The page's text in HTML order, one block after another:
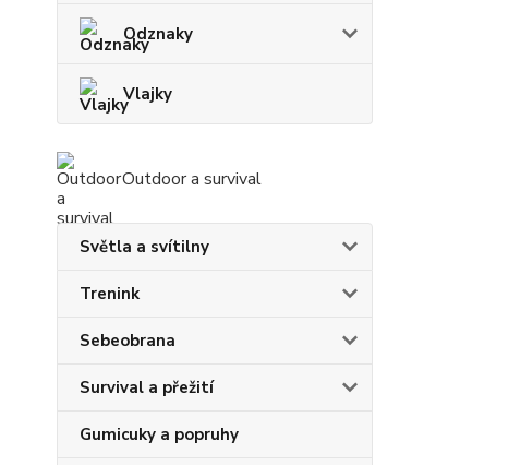
Odznaky
Vlajky
Outdoor a survival
Světla a svítilny
Trenink
Sebeobrana
Survival a přežití
Gumicuky a popruhy